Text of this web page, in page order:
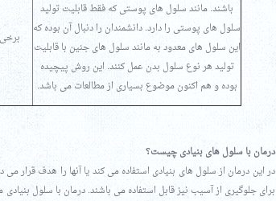
باشند. مانند سلول های پوستی که فقط قابلیت تولید
سلول های پوستی را دارد. دانشمندان را دنبال آن بوده که
این سلول های معدود به مانند سلول های جنین با قابلیت
تولید هر نوع سلول بدن عمل کنند. این روش پیچیده
بوده و هم اکنون موضوع بسیاری از مطالعات می باشد.
درمان با سلول های بنیادی چیست؟
در این درمان از سلول های بنیادی استفاده می کند یا آنها را هدف
برای جلوگیری از آسیب نیز قابل استفاده می باشند. درمان با سلول